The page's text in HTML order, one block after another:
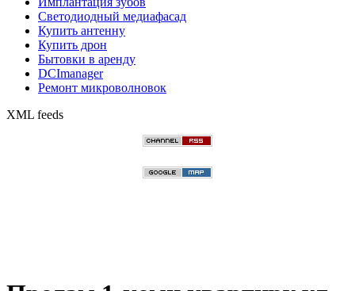
Светодиодный медиафасад
Купить антенну
Купить дрон
Бытовки в аренду
DCImanager
Ремонт микроволновок
XML feeds